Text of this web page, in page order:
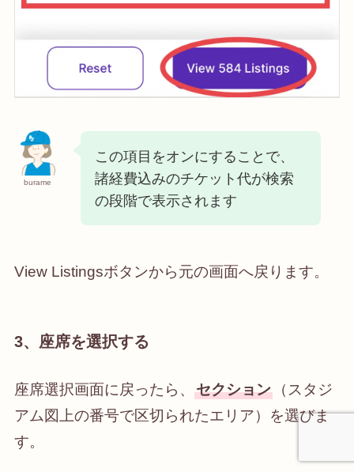
burame
この項目をオンにすることで、
諸経費込みのチケット代が検索
の段階で表示されます
View Listingsボタンから元の画面へ戻ります。
3、座席を選択する
座席選択画面に戻ったら、 セクション（スタジ
アム図上の番号で区切られたエリア）を選びま
す。